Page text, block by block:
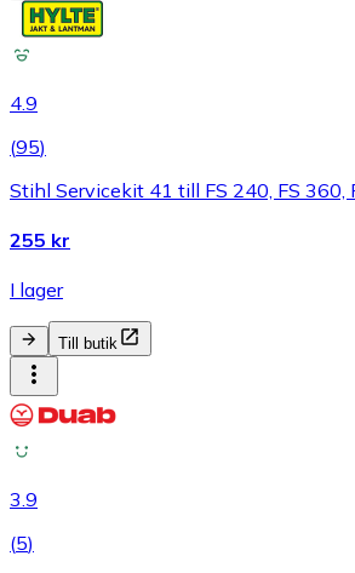
4.9
(95)
Stihl Servicekit 41 till FS 240, FS 360,
255 kr
I lager
Till butik
3.9
(5)